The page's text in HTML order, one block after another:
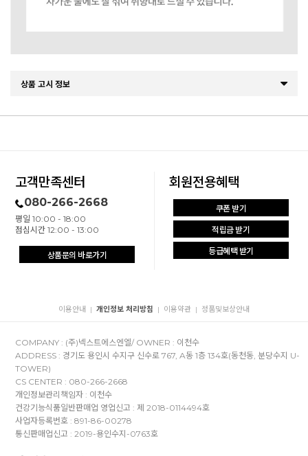
상품 고시 정보
고객만족센터
080-266-2668
평일 10:00 - 18:00
점심시간 12:00 - 13:00
상품문의 바로가기
회원전용혜택
쿠폰 받기
적립금 받기
등급혜택 받기
이용안내 | 개인정보 처리방침 | 이용약관 | 정품및보상안내
COMPANY : (주)넥스트에스엔엘/ OWNER : 이천수
ADDRESS : 경기도 용인시 수지구 신수로 767, A동 1층 134호(동천동, 분당수지 U-
TOWER)
CS CENTER : 080-266-2668
개인정보관리책임자 : 이천수
건강기능식품일반판매업 영업신고 : 제 2018-0114494호
사업자등록번호 : 891-86-00278
통신판매업신고 : 2019-용인수지-0763호